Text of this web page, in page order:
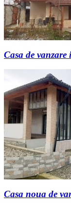
Casa de
Casa noua de